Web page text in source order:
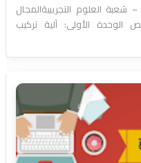
للسنة 3 ثانوي – شعبة العلوم التجريبيةالمجال
الوحدة الأولى: آلية تركيب